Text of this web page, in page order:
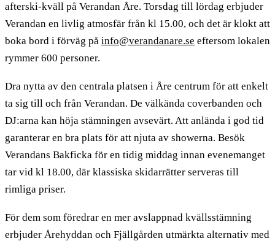
afterski-kväll på Verandan Åre. Torsdag till lördag erbjuder
Verandan en livlig atmosfär från kl 15.00, och det är klokt att
boka bord i förväg på info@verandanare.se eftersom lokalen
rymmer 600 personer.
Dra nytta av den centrala platsen i Åre centrum för att enkelt
ta sig till och från Verandan. De välkända coverbanden och
DJ:arna kan höja stämningen avsevärt. Att anlända i god tid
garanterar en bra plats för att njuta av showerna. Besök
Verandans Bakficka för en tidig middag innan evenemanget
tar vid kl 18.00, där klassiska skidarrätter serveras till
rimliga priser.
För dem som föredrar en mer avslappnad kvällsstämning
erbjuder Årehyddan och Fjällgården utmärkta alternativ med